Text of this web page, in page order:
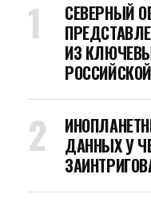
СЕВЕРНЫЙ
ИЗ
ДАННЫХ У